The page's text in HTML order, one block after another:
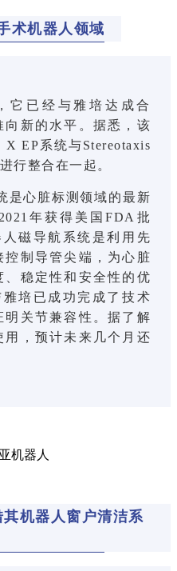
术机器人领域
它已经与雅培达成合
新的水平。据悉，该
EP系统与Stereotaxis
行整合在一起。
是心脏标测领域的最新
年获得美国FDA批
磁导航系统是利用先
制导管尖端，为心脏
稳定性和安全性的优
培已成功完成了技术
明关节兼容性。据了解
，预计未来几个月还
机器人窗户清洁系